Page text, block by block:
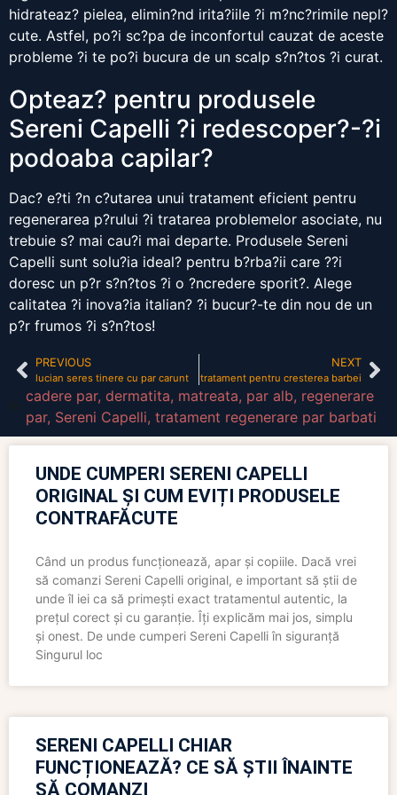
hidrateaz? pielea, elimin?nd irita?iile ?i m?nc?rimile nepl?
cute. Astfel, po?i sc?pa de inconfortul cauzat de aceste
probleme ?i te po?i bucura de un scalp s?n?tos ?i curat.
Opteaz? pentru produsele
Sereni Capelli ?i redescoper?-?i
podoaba capilar?
Dac? e?ti ?n c?utarea unui tratament eficient pentru
regenerarea p?rului ?i tratarea problemelor asociate, nu
trebuie s? mai cau?i mai departe. Produsele Sereni
Capelli sunt solu?ia ideal? pentru b?rba?ii care ??i
doresc un p?r s?n?tos ?i o ?ncredere sporit?. Alege
calitatea ?i inova?ia italian? ?i bucur?-te din nou de un
p?r frumos ?i s?n?tos!
PREVIOUS
lucian seres tinere cu par carunt
NEXT
tratament pentru cresterea barbei
cadere par, dermatita, matreata, par alb, regenerare
par, Sereni Capelli, tratament regenerare par barbati
UNDE CUMPERI SERENI CAPELLI
ORIGINAL ȘI CUM EVIȚI PRODUSELE
CONTRAFĂCUTE
Când un produs funcționează, apar și copiile. Dacă vrei
să comanzi Sereni Capelli original, e important să știi de
unde îl iei ca să primești exact tratamentul autentic, la
prețul corect și cu garanție. Îți explicăm mai jos, simplu
și onest. De unde cumperi Sereni Capelli în siguranță
Singurul loc
SERENI CAPELLI CHIAR
FUNCȚIONEAZĂ? CE SĂ ȘTII ÎNAINTE
SĂ COMANZI